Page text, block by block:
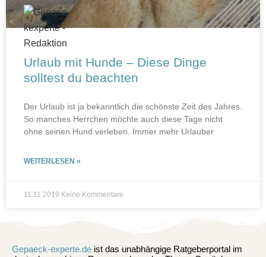
Urlaub mit Hunde – Diese Dinge
solltest du beachten
Der Urlaub ist ja bekanntlich die schönste Zeit des Jahres.
So manches Herrchen möchte auch diese Tage nicht
ohne seinen Hund verleben. Immer mehr Urlauber
WEITERLESEN »
11.11.2019 Keine Kommentare
Gepaeck-experte.de ist das unabhängige Ratgeberportal im